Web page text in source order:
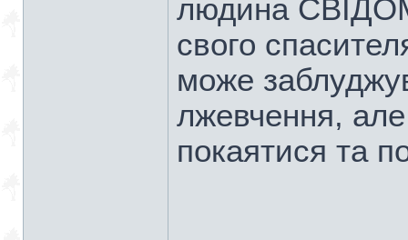
людина
свого
може
лжевчення,
покаятися та